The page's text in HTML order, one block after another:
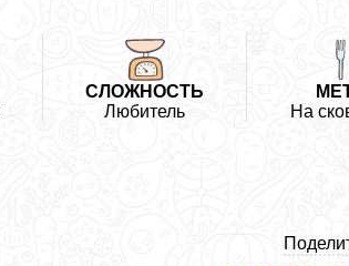
СЛОЖНОСТЬ
Любитель
На